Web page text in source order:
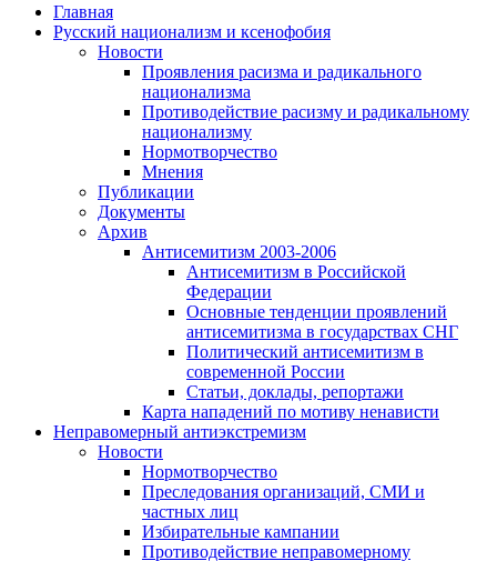
Главная
Русский национализм и ксенофобия
Новости
Проявления расизма и радикального
национализма
Противодействие расизму и радикальному
национализму
Нормотворчество
Мнения
Публикации
Документы
Архив
Антисемитизм 2003-2006
Антисемитизм в Российской
Федерации
Основные тенденции проявлений
антисемитизма в государствах СНГ
Политический антисемитизм в
современной России
Статьи, доклады, репортажи
Карта нападений по мотиву ненависти
Неправомерный антиэкстремизм
Новости
Нормотворчество
Преследования организаций, СМИ и
частных лиц
Избирательные кампании
Противодействие неправомерному